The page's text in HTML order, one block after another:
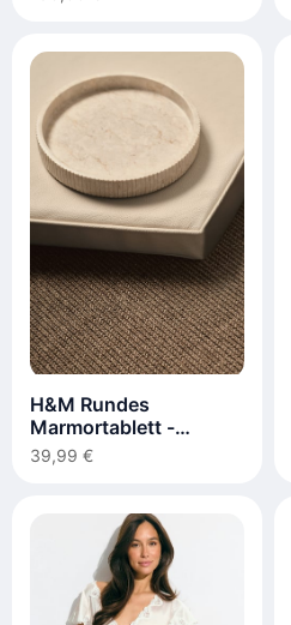
H&M Rundes
Marmortablett -
Hellbeige
39,99 €